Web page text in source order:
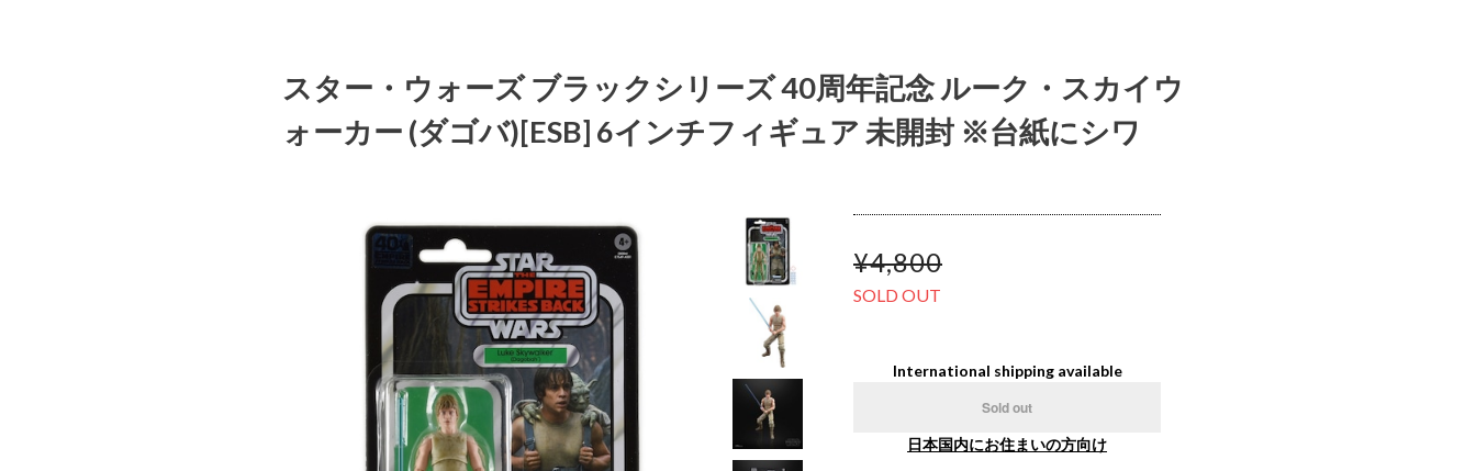
スター・ウォーズ ブラックシリーズ 40周年記念 ルーク・スカイウ
ォーカー (ダゴバ)[ESB] 6インチフィギュア 未開封 ※台紙にシワ
¥4,800
SOLD OUT
International shipping available
Sold out
日本国内にお住まいの方向け